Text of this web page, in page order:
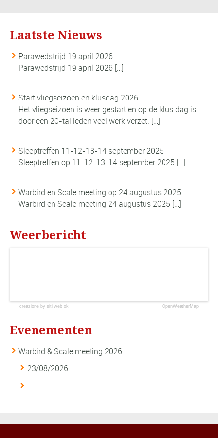
Laatste Nieuws
Parawedstrijd 19 april 2026
Parawedstrijd 19 april 2026 […]
Start vliegseizoen en klusdag 2026
Het vliegseizoen is weer gestart en op de klus dag is
door een 20-tal leden veel werk verzet. […]
Sleeptreffen 11-12-13-14 september 2025
Sleeptreffen op 11-12-13-14 september 2025 […]
Warbird en Scale meeting op 24 augustus 2025.
Warbird en Scale meeting 24 augustus 2025 […]
Weerbericht
creazione by siti web ok OpenWeatherMap
Evenementen
Warbird & Scale meeting 2026
23/08/2026